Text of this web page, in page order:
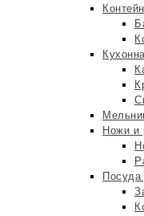
Ножи и